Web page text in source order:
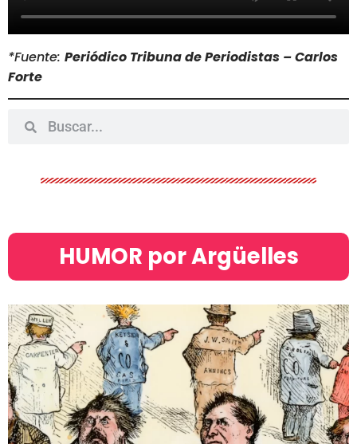
*Fuente: Periódico Tribuna de Periodistas – Carlos
Forte
HUMOR por Argüelles​